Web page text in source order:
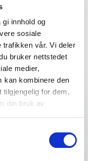
innhold og
sosiale
trafikken vår. Vi deler
bruker nettstedet
medier,
kan kombinere den
tilgjengelig for dem,
din bruk av
til ditt